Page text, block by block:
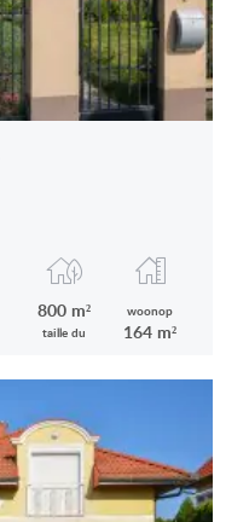
800 m²
taille du
woonop
164 m²